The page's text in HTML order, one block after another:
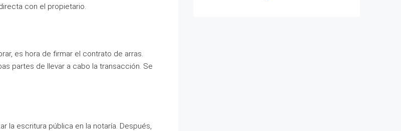
con el propietario.
es hora de firmar el contrato de arras.
partes de llevar a cabo la transacción. Se
la escritura pública en la notaría. Después,